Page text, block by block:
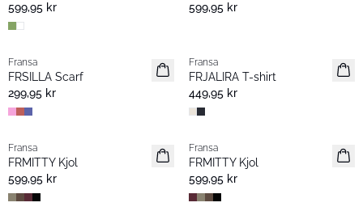
599,95 kr
599,95 kr
Nyhet
Fransa
FRSILLA Scarf
299,95 kr
Nyhet
Fransa
FRJALIRA T-shirt
449,95 kr
Nyhet
Fransa
FRMITTY Kjol
599,95 kr
Nyhet
Fransa
FRMITTY Kjol
599,95 kr